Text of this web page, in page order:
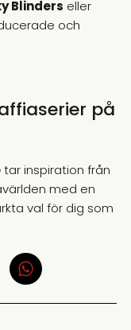
Blinders eller
och
på
tar inspiration från
med en
val för dig som